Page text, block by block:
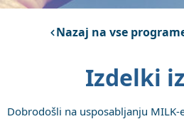
Nazaj na vse
Izdelki
Dobrodošli na usposabljanju MILK-